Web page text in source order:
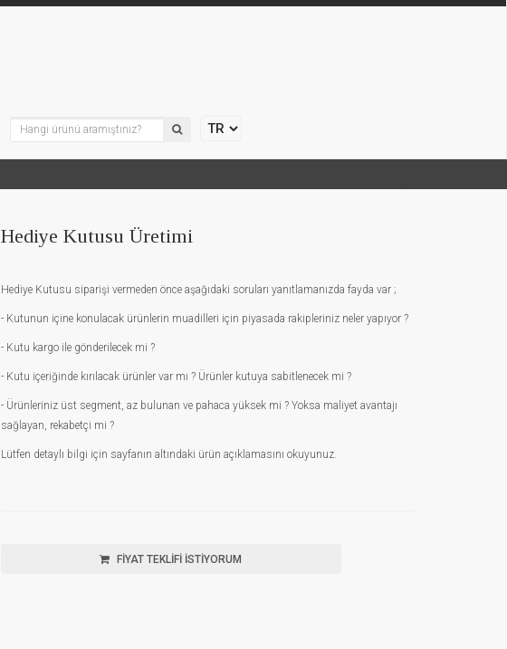
Hediye Kutusu Üretimi
Hediye Kutusu siparişi vermeden önce aşağıdaki soruları yanıtlamanızda fayda var ;
- Kutunun içine konulacak ürünlerin muadilleri için piyasada rakipleriniz neler yapıyor ?
- Kutu kargo ile gönderilecek mi ?
- Kutu içeriğinde kırılacak ürünler var mı ? Ürünler kutuya sabitlenecek mi ?
- Ürünleriniz üst segment, az bulunan ve pahaca yüksek mi ? Yoksa maliyet avantajı
sağlayan, rekabetçi mi ?
Lütfen detaylı bilgi için sayfanın altındaki ürün açıklamasını okuyunuz.
FİYAT TEKLİFİ İSTİYORUM